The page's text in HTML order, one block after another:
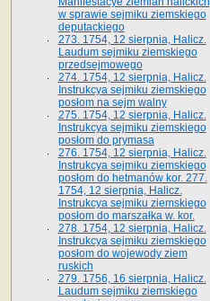
w sprawie sejmiku ziemskiego
deputackiego
273. 1754, 12 sierpnia, Halicz.
Laudum sejmiku ziemskiego
przedsejmowego
274. 1754, 12 sierpnia, Halicz.
Instrukcya sejmiku ziemskiego
posłom na sejm walny
275. 1754, 12 sierpnia, Halicz.
Instrukcya sejmiku ziemskiego
posłom do prymasa
276. 1754, 12 sierpnia, Halicz.
Instrukcya sejmiku ziemskiego
posłom do hetmanów kor. 277.
1754, 12 sierpnia, Halicz.
Instrukcya sejmiku ziemskiego
posłom do marszałka w. kor.
278. 1754, 12 sierpnia, Halicz.
Instrukcya sejmiku ziemskiego
posłom do wojewody ziem
ruskich
279. 1756, 16 sierpnia, Halicz.
Laudum sejmiku ziemskiego